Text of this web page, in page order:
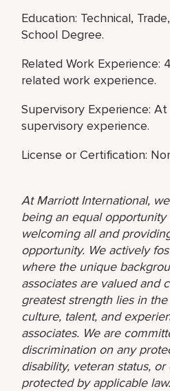
Education: Technical,
School Degree.
Related Work Experience:
related work experience.
Supervisory Experience:
supervisory experience.
License or Certification:
At Marriott International,
being an equal opportunity
welcoming all and
opportunity. We actively
where the unique
associates are valued and
greatest strength lies in
culture, talent, and
associates. We are
discrimination on any
disability, veteran status, or
protected by applicable law.